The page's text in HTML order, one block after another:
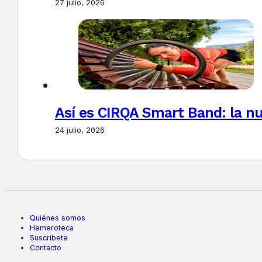
27 julio, 2026
Así es CIRQA Smart Band: la
24 julio, 2026
Quiénes somos
Hemeroteca
Suscríbete
Contacto